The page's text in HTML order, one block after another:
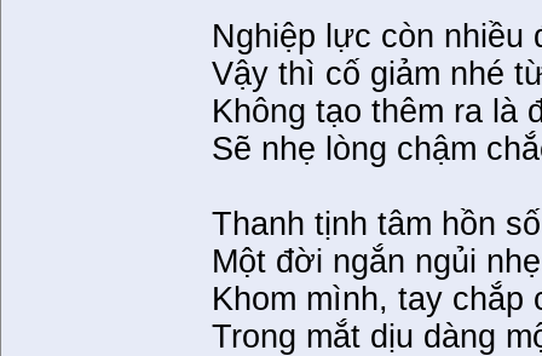
Nghiệp lực còn nhiều
Vậy thì cố giảm nhé
Không tạo thêm ra là
Sẽ nhẹ lòng chậm
Thanh tịnh tâm hồn
Một đời ngắn ngủi
Khom mình, tay chắp
Trong mắt dịu dàng